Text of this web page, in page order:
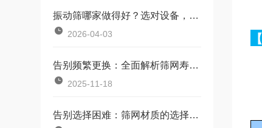
振动筛哪家做得好？选对设备，效率翻倍
2026-04-03
告别频繁更换：全面解析筛网寿命影响因素及优化方案
2025-11-18
告别选择困难：筛网材质的选择核心要素
【